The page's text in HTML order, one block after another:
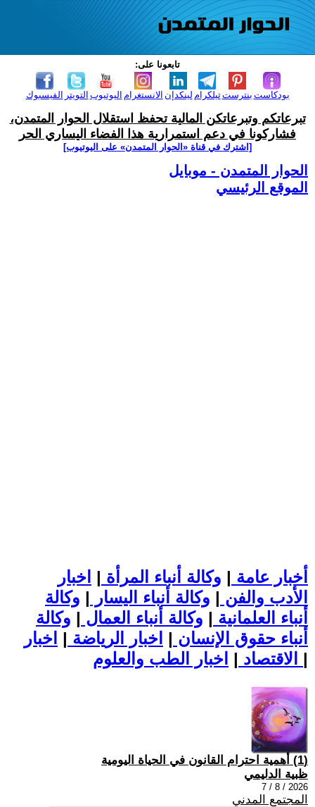
تابعونا على:
الفيسبوك التويتر اليوتيوب الانستغرام لينكدإن تيلكرامبنترست بودكاست
تبرعاتكم وتبرعاتكن المالية تحفظ استقلال الحوار المتمدن،
فشاركونا في دعم استمرارية هذا الفضاء اليساري الحر
[اشترك في قناة ‫«الحوار المتمدن» على اليوتيوب]
الحوار المتمدن - موبايل
الموقع الرئيسي
أخبار عامة | وكالة أنباء المرأة | اخبار
الأدب والفن | وكالة أنباء اليسار | وكالة
أنباء العلمانية | وكالة أنباء العمال | وكالة
أنباء حقوق الإنسان | اخبار الرياضة | اخبار
الاقتصاد | |
(1) أهمية احترام القانون في الحياة اليومية
ظبية الدليمي
2026 / 8 / 7
المجتمع المدني